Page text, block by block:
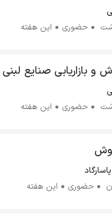
حضوری این هفته
و بازاریابی صنایع لبنی
حضوری این هفته
حضوری این هفته